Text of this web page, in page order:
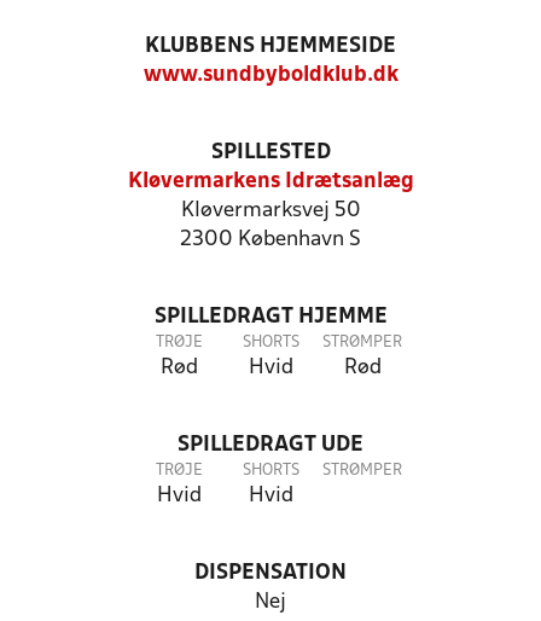
KLUBBENS HJEMMESIDE
www.sundbyboldklub.dk
SPILLESTED
Kløvermarkens Idrætsanlæg
Kløvermarksvej 50
2300 København S
SPILLEDRAGT HJEMME
TRØJE
Rød
SHORTS
Hvid
STRØMPER
Rød
SPILLEDRAGT UDE
TRØJE
Hvid
SHORTS
Hvid
STRØMPER
DISPENSATION
Nej